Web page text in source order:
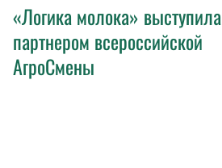
«Логика молока» выступила
партнером всероссийской
АгроСмены